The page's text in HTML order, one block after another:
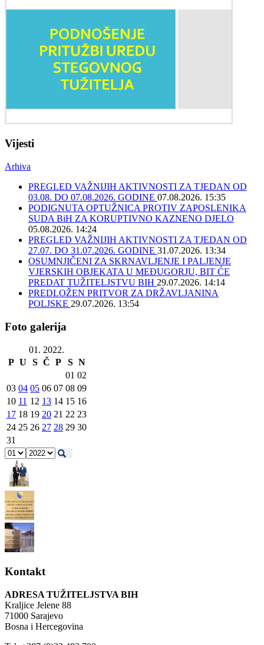
Vijesti
Arhiva
PREGLED VAŽNIJIH AKTIVNOSTI ZA TJEDAN OD
03.08. DO 07.08.2026. GODINE 07.08.2026. 15:35
PODIGNUTA OPTUŽNICA PROTIV ZAPOSLENIKA
SUDA BiH ZA KORUPTIVNO KAZNENO DJELO
05.08.2026. 14:24
PREGLED VAŽNIJIH AKTIVNOSTI ZA TJEDAN OD
27.07. DO 31.07.2026. GODINE 31.07.2026. 13:34
OSUMNJIČENI ZA SKRNAVLJENJE I PALJENJE
VJERSKIH OBJEKATA U MEĐUGORJU, BIT ĆE
PREDAT TUŽITELJSTVU BIH 29.07.2026. 14:14
PREDLOŽEN PRITVOR ZA DRŽAVLJANINA
POLJSKE 29.07.2026. 13:54
Foto galerija
01. 2022.
P U S Č P S N
01 02
03 04 05 06 07 08 09
10 11 12 13 14 15 16
17 18 19 20 21 22 23
24 25 26 27 28 29 30
31
Kontakt
ADRESA TUŽITELJSTVA BIH
Kraljice Jelene 88
71000 Sarajevo
Bosna i Hercegovina